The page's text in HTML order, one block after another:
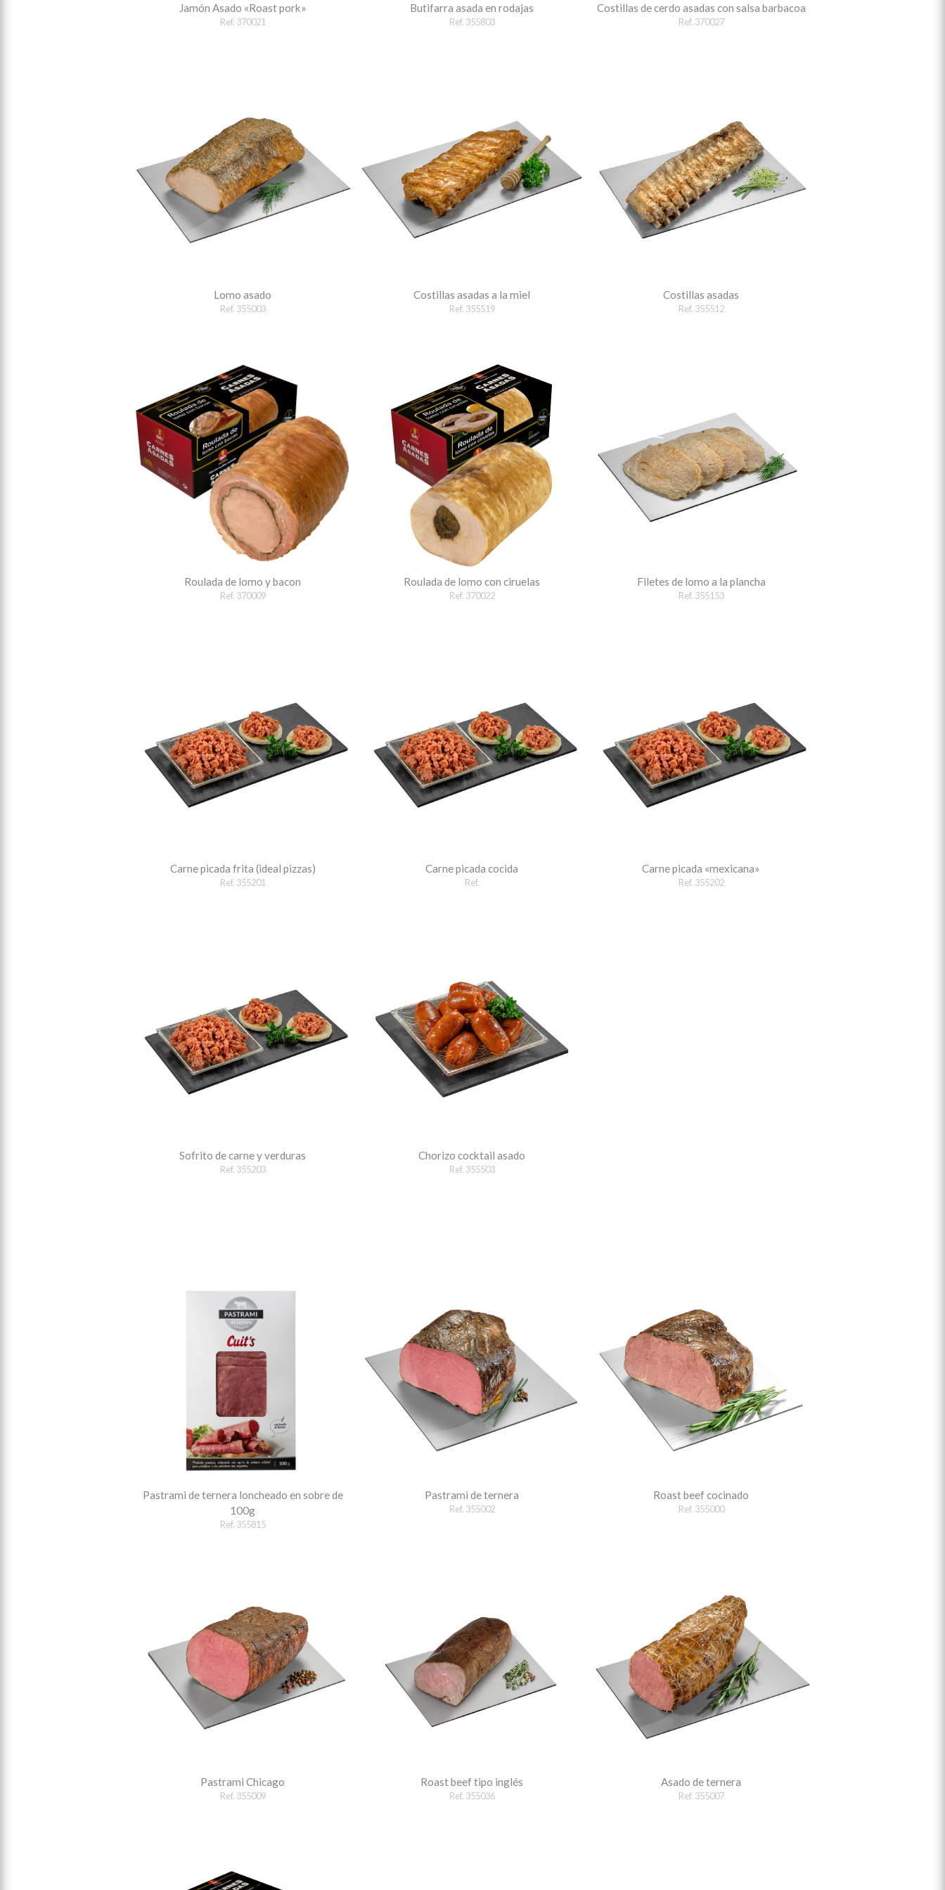
Jamón Asado «Roast pork»
Ref. 370021
Butifarra asada en rodajas
Ref. 355803
Costillas de cerdo asadas con salsa barbacoa
Ref. 370027
Lomo asado
Ref. 355003
Costillas asadas a la miel
Ref. 355519
Costillas asadas
Ref. 355512
Roulada de lomo y bacon
Ref. 370009
Roulada de lomo con ciruelas
Ref. 370022
Filetes de lomo a la plancha
Ref. 355153
Carne picada frita (ideal pizzas)
Ref. 355201
Carne picada cocida
Ref.
Carne picada «mexicana»
Ref. 355202
Sofrito de carne y verduras
Ref. 355203
Chorizo cocktail asado
Ref. 355503
Pastrami de ternera loncheado en sobre de
100g
Ref. 355815
Pastrami de ternera
Ref. 355002
Roast beef cocinado
Ref. 355000
Pastrami Chicago
Ref. 355009
Roast beef tipo inglés
Ref. 355036
Asado de ternera
Ref. 355007